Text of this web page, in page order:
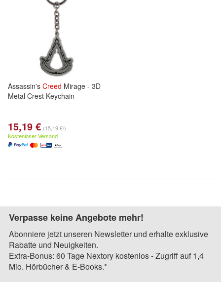
Assassin's Creed Mirage - 3D
Metal Crest Keychain
15,19 € (15,19 €/)
Kostenloser Versand
Verpasse keine Angebote mehr!
Abonniere jetzt unseren Newsletter und erhalte exklusive
Rabatte und Neuigkeiten.
Extra-Bonus: 60 Tage Nextory kostenlos - Zugriff auf 1,4
Mio. Hörbücher & E-Books.*